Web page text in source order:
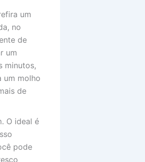
um
no
de
um
minutos,
um molho
de
O ideal é
pode